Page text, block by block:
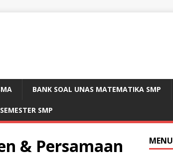
BANK SOAL UNAS MATEMATIKA SMP
SMP
& Persamaan
MENU